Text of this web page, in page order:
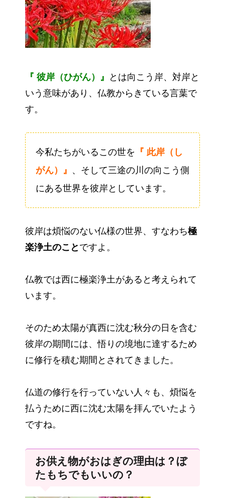
『 彼岸（ひがん）』
とは向こう岸、対岸と
いう意味があり、仏教からきている言葉で
す。
今私たちがいるこの世を 『 此岸（し
がん）』 、そして三途の川の向こう側
にある世界を彼岸としています。
彼岸は煩悩のない仏様の世界、すなわち極
楽浄土のこと ですよ。
仏教では西に極楽浄土があると考えられて
います。
そのため太陽が真西に沈む秋分の日を含む
彼岸の期間には、悟りの境地に達するため
に修行を積む期間とされてきました。
仏道の修行を行っていない人々も、煩悩を
払うために西に沈む太陽を拝んでいたよう
ですね。
お供え物がおはぎの理由は？ぼ
たもちでもいいの？